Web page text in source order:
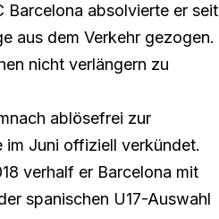
Barcelona absolvierte er seit
aus dem Verkehr gezogen.
nicht verlängern zu
ablösefrei zur
im Juni offiziell verkündet.
verhalf er Barcelona mit
spanischen U17-Auswahl